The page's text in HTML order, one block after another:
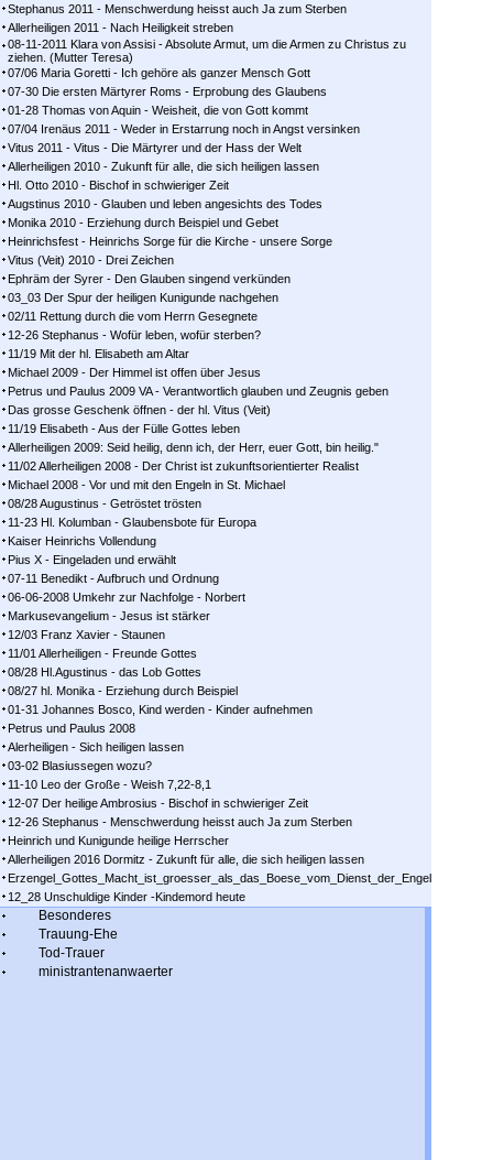
Stephanus 2011 - Menschwerdung heisst auch Ja zum Sterben
Allerheiligen 2011 - Nach Heiligkeit streben
08-11-2011 Klara von Assisi - Absolute Armut, um die Armen zu Christus zu
ziehen. (Mutter Teresa)
07/06 Maria Goretti - Ich gehöre als ganzer Mensch Gott
07-30 Die ersten Märtyrer Roms - Erprobung des Glaubens
01-28 Thomas von Aquin - Weisheit, die von Gott kommt
07/04 Irenäus 2011 - Weder in Erstarrung noch in Angst versinken
Vitus 2011 - Vitus - Die Märtyrer und der Hass der Welt
Allerheiligen 2010 - Zukunft für alle, die sich heiligen lassen
Hl. Otto 2010 - Bischof in schwieriger Zeit
Augstinus 2010 - Glauben und leben angesichts des Todes
Monika 2010 - Erziehung durch Beispiel und Gebet
Heinrichsfest - Heinrichs Sorge für die Kirche - unsere Sorge
Vitus (Veit) 2010 - Drei Zeichen
Ephräm der Syrer - Den Glauben singend verkünden
03_03 Der Spur der heiligen Kunigunde nachgehen
02/11 Rettung durch die vom Herrn Gesegnete
12-26 Stephanus - Wofür leben, wofür sterben?
11/19 Mit der hl. Elisabeth am Altar
Michael 2009 - Der Himmel ist offen über Jesus
Petrus und Paulus 2009 VA - Verantwortlich glauben und Zeugnis geben
Das grosse Geschenk öffnen - der hl. Vitus (Veit)
11/19 Elisabeth - Aus der Fülle Gottes leben
Allerheiligen 2009: Seid heilig, denn ich, der Herr, euer Gott, bin heilig."
11/02 Allerheiligen 2008 - Der Christ ist zukunftsorientierter Realist
Michael 2008 - Vor und mit den Engeln in St. Michael
08/28 Augustinus - Getröstet trösten
11-23 Hl. Kolumban - Glaubensbote für Europa
Kaiser Heinrichs Vollendung
Pius X - Eingeladen und erwählt
07-11 Benedikt - Aufbruch und Ordnung
06-06-2008 Umkehr zur Nachfolge - Norbert
Markusevangelium - Jesus ist stärker
12/03 Franz Xavier - Staunen
11/01 Allerheiligen - Freunde Gottes
08/28 Hl.Agustinus - das Lob Gottes
08/27 hl. Monika - Erziehung durch Beispiel
01-31 Johannes Bosco, Kind werden - Kinder aufnehmen
Petrus und Paulus 2008
Alerheiligen - Sich heiligen lassen
03-02 Blasiussegen wozu?
11-10 Leo der Große - Weish 7,22-8,1
12-07 Der heilige Ambrosius - Bischof in schwieriger Zeit
12-26 Stephanus - Menschwerdung heisst auch Ja zum Sterben
Heinrich und Kunigunde heilige Herrscher
Allerheiligen 2016 Dormitz - Zukunft für alle, die sich heiligen lassen
Erzengel_Gottes_Macht_ist_groesser_als_das_Boese_vom_Dienst_der_Engel
12_28 Unschuldige Kinder -Kindemord heute
Besonderes
Trauung-Ehe
Tod-Trauer
ministrantenanwaerter